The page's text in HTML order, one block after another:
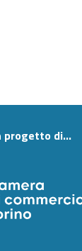
progetto di...